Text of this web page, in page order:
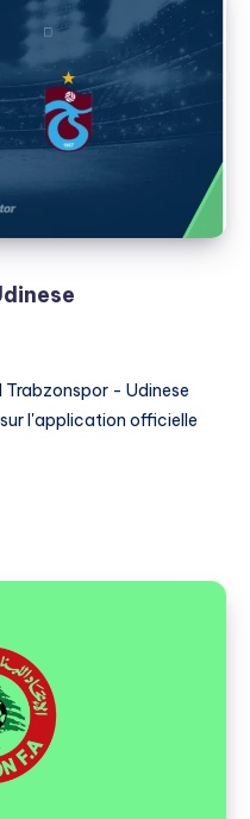
- Udinese
l'application officielle